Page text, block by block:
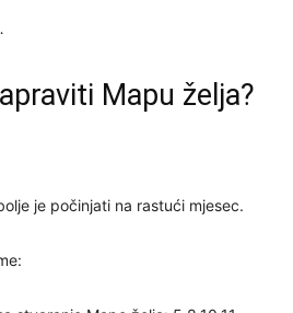
Mapu želja?
je počinjati na rastući mjesec.